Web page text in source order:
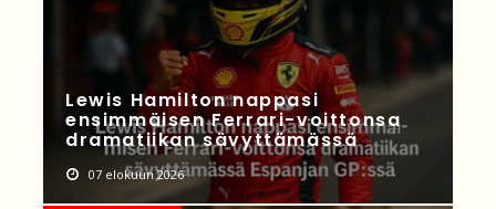
Lewis Hamilton nappasi
ensimmäisen Ferrari-voittonsa
dramatiikan sävyttämässä
07 elokuun 2026